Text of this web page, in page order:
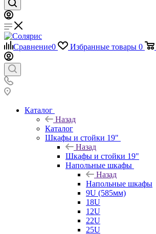
Сравнение0 Избранные товары 0
Каталог
Назад
Каталог
Шкафы и стойки 19"
Назад
Шкафы и стойки 19"
Напольные шкафы
Назад
Напольные шкафы
9U (585мм)
18U
12U
22U
25U